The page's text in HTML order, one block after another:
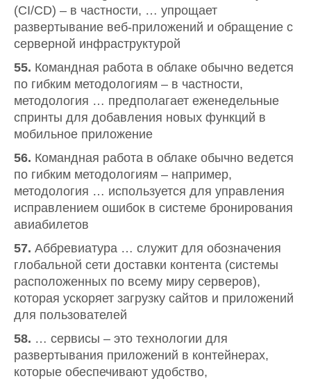
(CI/CD) – в частности, … упрощает
развертывание веб-приложений и обращение с
серверной инфраструктурой
55. Командная работа в облаке обычно ведется
по гибким методологиям – в частности,
методология … предполагает еженедельные
спринты для добавления новых функций в
мобильное приложение
56. Командная работа в облаке обычно ведется
по гибким методологиям – например,
методология … используется для управления
исправлением ошибок в системе бронирования
авиабилетов
57. Аббревиатура … служит для обозначения
глобальной сети доставки контента (системы
расположенных по всему миру серверов),
которая ускоряет загрузку сайтов и приложений
для пользователей
58. … сервисы – это технологии для
развертывания приложений в контейнерах,
которые обеспечивают удобство,